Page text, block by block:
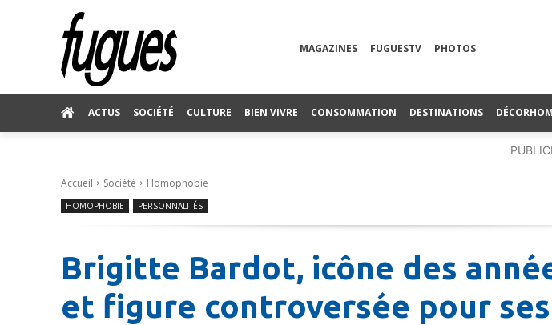
MAGAZINES FUGUESTV PHOTOS
ACTUS SOCIÉTÉ CULTURE BIEN VIVRE CONSOMMATION DESTINATIONS
Accueil Société Homophobie
HOMOPHOBIE PERSONNALITÉS
Brigitte Bardot, icône des
et figure controversée pour